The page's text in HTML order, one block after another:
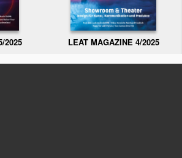
2025 LEAT MAGAZINE 4/2025